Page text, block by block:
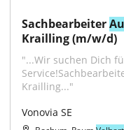
Sachbearbeiter
Krailling (m/w/d)
"...Wir suchen Dich
Krailling..."
Vonovia SE